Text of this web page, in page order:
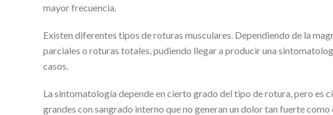
mayor frecuencia.
Existen diferentes tipos de roturas musculares. Dependiendo de la
parciales o roturas totales, pudiendo llegar a producir una
casos.
La sintomatología depende en cierto grado del tipo de rotura, pero es
grandes con sangrado interno que no generan un dolor tan fuerte